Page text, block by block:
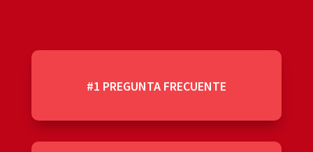
#1 PREGUNTA FRECUENTE